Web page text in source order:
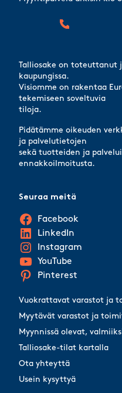
Talliosake on toteuttanut
kaupungissa.
Visiomme on rakentaa
tekemiseen soveltuvia
tiloja.
Pidätämme oikeuden
ja palvelutietojen
sekä tuotteiden ja
ennakkoilmoitusta.
Vuokrattavat varastot ja
Myytävät varastot ja
Myynnissä olevat,
Talliosake-tilat kartalla
Ota yhteyttä
Usein kysyttyä
Seuraa meitä
Facebook
LinkedIn
Instagram
YouTube
Pinterest